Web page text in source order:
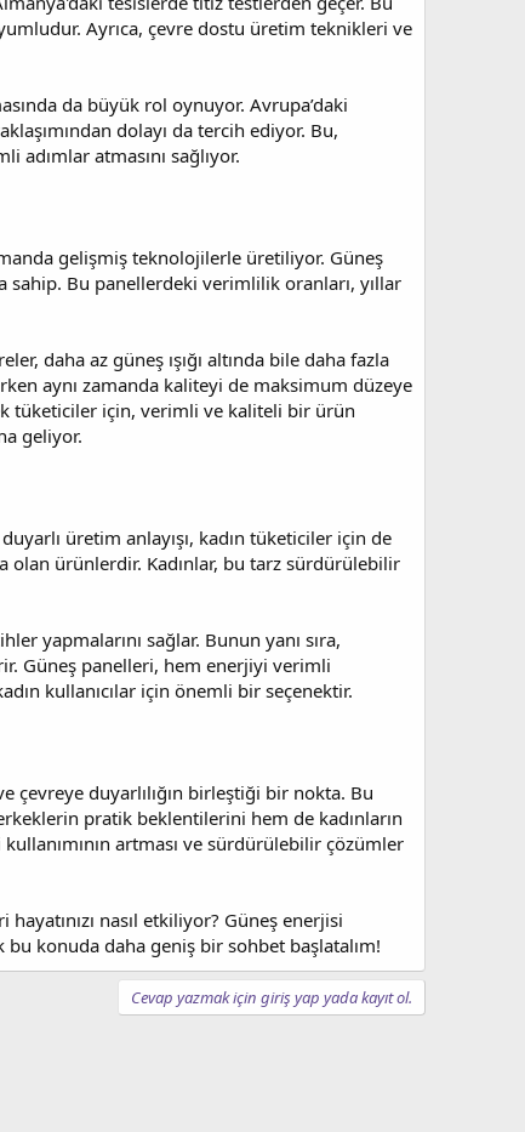
Ayrıca, çevre dostu üretim teknikleri ve
da büyük rol oynuyor. Avrupa’daki
dolayı da tercih ediyor. Bu,
adımlar atmasını sağlıyor.
gelişmiş teknolojilerle üretiliyor. Güneş
Bu panellerdeki verimlilik oranları, yıllar
daha az güneş ışığı altında bile daha fazla
aynı zamanda kaliteyi de maksimum düzeye
tüketiciler için, verimli ve kaliteli bir ürün
geliyor.
üretim anlayışı, kadın tüketiciler için de
olan ürünlerdir. Kadınlar, bu tarz sürdürülebilir
yapmalarını sağlar. Bunun yanı sıra,
Güneş panelleri, hem enerjiyi verimli
kullanıcılar için önemli bir seçenektir.
çevreye duyarlılığın birleştiği bir nokta. Bu
pratik beklentilerini hem de kadınların
artması ve sürdürülebilir çözümler
nasıl etkiliyor? Güneş enerjisi
konuda daha geniş bir sohbet başlatalım!
Cevap yazmak için giriş yap yada kayıt ol.